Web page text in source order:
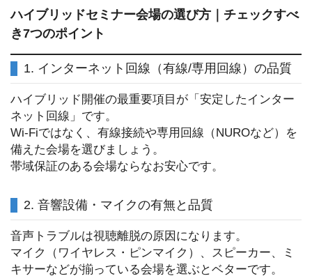
ハイブリッドセミナー会場の選び方｜チェックすべ
き7つのポイント
1. インターネット回線（有線/専用回線）の品質
ハイブリッド開催の最重要項目が「安定したインター
ネット回線」です。
Wi-Fiではなく、有線接続や専用回線（NUROなど）を
備えた会場を選びましょう。
帯域保証のある会場ならなお安心です。
2. 音響設備・マイクの有無と品質
音声トラブルは視聴離脱の原因になります。
マイク（ワイヤレス・ピンマイク）、スピーカー、ミ
キサーなどが揃っている会場を選ぶとベターです。